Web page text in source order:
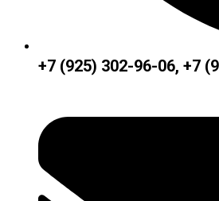
+7 (925) 302-96-06, +7